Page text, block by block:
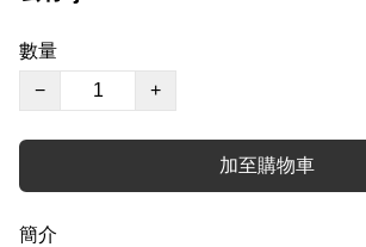
數量
−
+
加至購物車
簡介